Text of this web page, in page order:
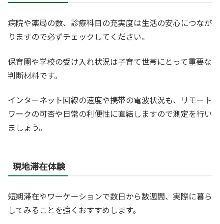
病院や薬局の数、診療科目の充実度は生活の安心につなが
りますので必ずチェックしてください。
保育園や学校の受け入れ状況は子育て世帯にとって重要な
判断材料です。
インターネット回線の速度や携帯の電波状況も、リモート
ワークの可否や日常の利便性に直結しますので測定を行い
ましょう。
現地滞在体験
短期滞在やワーケーションで数日から数週間、実際に暮ら
してみることを強くおすすめします。